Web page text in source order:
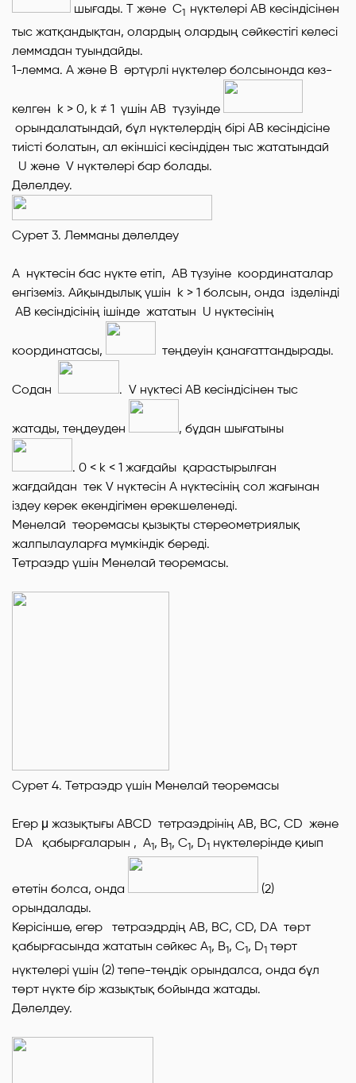
шығады. Т және С1 нүктелері АВ кесіндісінен
тыс жатқандықтан, олардың олардың сәйкестігі келесі
леммадан туындайды.
1-лемма. А және В әртүрлі нүктелер болсынонда кез-
келген k > 0, k ≠ 1 үшін АВ түзуінде
орындалатындай, бұл нүктелердің бірі АВ кесіндісіне
тиісті болатын, ал екіншісі кесіндіден тыс жататындай
U және V нүктелері бар болады.
Дәлелдеу.
Сурет 3. Лемманы дәлелдеу
А нүктесін бас нүкте етіп, АВ түзуіне координаталар
енгіземіз. Айқындылық үшін k > 1 болсын, онда ізделінді
АВ кесіндісінің ішінде жататын U нүктесінің
координатасы, теңдеуін қанағаттандырады.
Содан . V нүктесі AB кесіндісінен тыс
жатады, теңдеуден , бұдан шығатыны
. 0 < k < 1 жағдайы қарастырылған
жағдайдан тек V нүктесін А нүктесінің сол жағынан
іздеу керек екендігімен ерекшеленеді.
Менелай теоремасы қызықты стереометриялық
жалпылауларға мүмкіндік береді.
Тетраэдр үшін Менелай теоремасы.
Cурет 4. Тетраэдр үшін Менелай теоремасы
Егер μ жазықтығы АВСD тетраэдрінің АВ, ВС, CD және
DA
қабырғаларын , А1, В1, С1, D1 нүктелерінде қиып
өтетін болса, онда
(2)
орындалады.
Керісінше, егер тетраэдрдің АВ, ВС, СD, DA төрт
қабырғасында жататын сәйкес А1, В1, С1, D1 төрт
нүктелері үшін (2) тепе-теңдік орындалса, онда бұл
төрт нүкте бір жазықтық бойында жатады.
Дәлелдеу.